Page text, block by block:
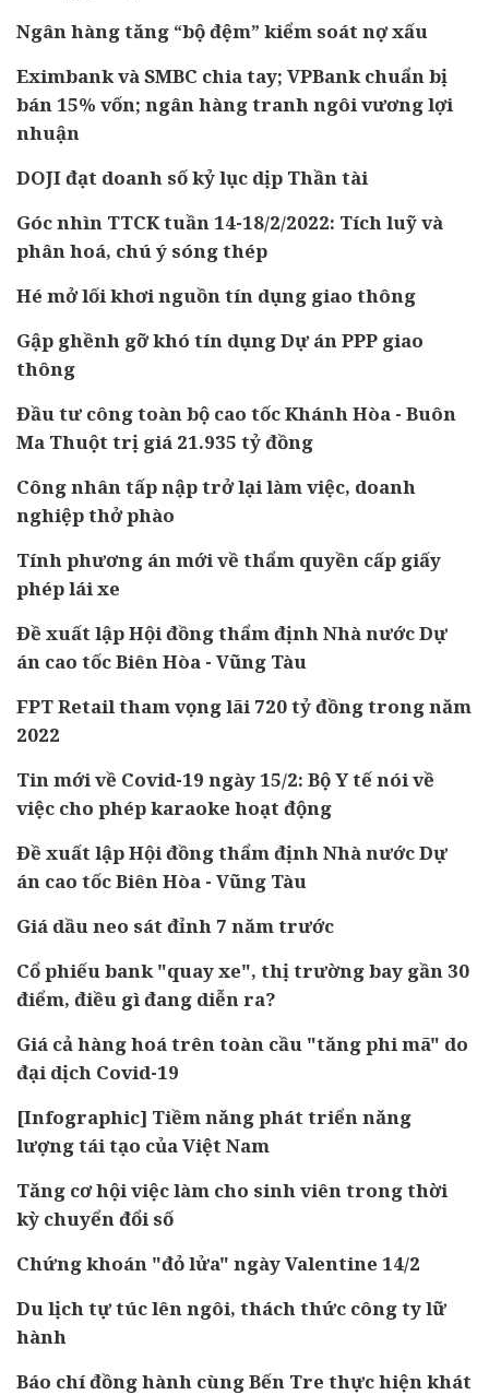
Ngân hàng tăng “bộ đệm” kiểm soát nợ xấu
Eximbank và SMBC chia tay; VPBank chuẩn bị
bán 15% vốn; ngân hàng tranh ngôi vương lợi
nhuận
DOJI đạt doanh số kỷ lục dịp Thần tài
Góc nhìn TTCK tuần 14-18/2/2022: Tích luỹ và
phân hoá, chú ý sóng thép
Hé mở lối khơi nguồn tín dụng giao thông
Gập ghềnh gỡ khó tín dụng Dự án PPP giao
thông
Đầu tư công toàn bộ cao tốc Khánh Hòa - Buôn
Ma Thuột trị giá 21.935 tỷ đồng
Công nhân tấp nập trở lại làm việc, doanh
nghiệp thở phào
Tính phương án mới về thẩm quyền cấp giấy
phép lái xe
Đề xuất lập Hội đồng thẩm định Nhà nước Dự
án cao tốc Biên Hòa - Vũng Tàu
FPT Retail tham vọng lãi 720 tỷ đồng trong năm
2022
Tin mới về Covid-19 ngày 15/2: Bộ Y tế nói về
việc cho phép karaoke hoạt động
Đề xuất lập Hội đồng thẩm định Nhà nước Dự
án cao tốc Biên Hòa - Vũng Tàu
Giá dầu neo sát đỉnh 7 năm trước
Cổ phiếu bank "quay xe", thị trường bay gần 30
điểm, điều gì đang diễn ra?
Giá cả hàng hoá trên toàn cầu "tăng phi mã" do
đại dịch Covid-19
[Infographic] Tiềm năng phát triển năng
lượng tái tạo của Việt Nam
Tăng cơ hội việc làm cho sinh viên trong thời
kỳ chuyển đổi số
Chứng khoán "đỏ lửa" ngày Valentine 14/2
Du lịch tự túc lên ngôi, thách thức công ty lữ
hành
Báo chí đồng hành cùng Bến Tre thực hiện khát